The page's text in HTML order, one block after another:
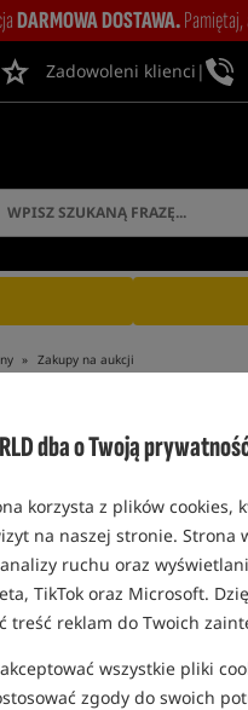
dba o Twoją
korzysta z plików
na naszej stronie. Strona
ruchu oraz
TikTok oraz Microsoft.
treść reklam do Twoich
wszystkie pliki
zgody do swoich
DARMOWA DOSTAWA.
Zadowoleni klienci |
Zakupy na aukcji
pozytywnego
stronie www.rockworld.pl
Mikołaja 9A, 47-